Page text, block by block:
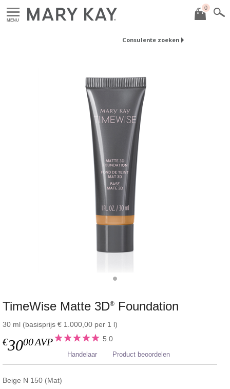
MENU
0
Consulente zoeken
TimeWise Matte 3D® Foundation
30 ml (basisprijs € 1.000,00 per 1 l)
€3000AVP 5.0
Handelaar Product beoordelen
Beige N 150 (Mat)